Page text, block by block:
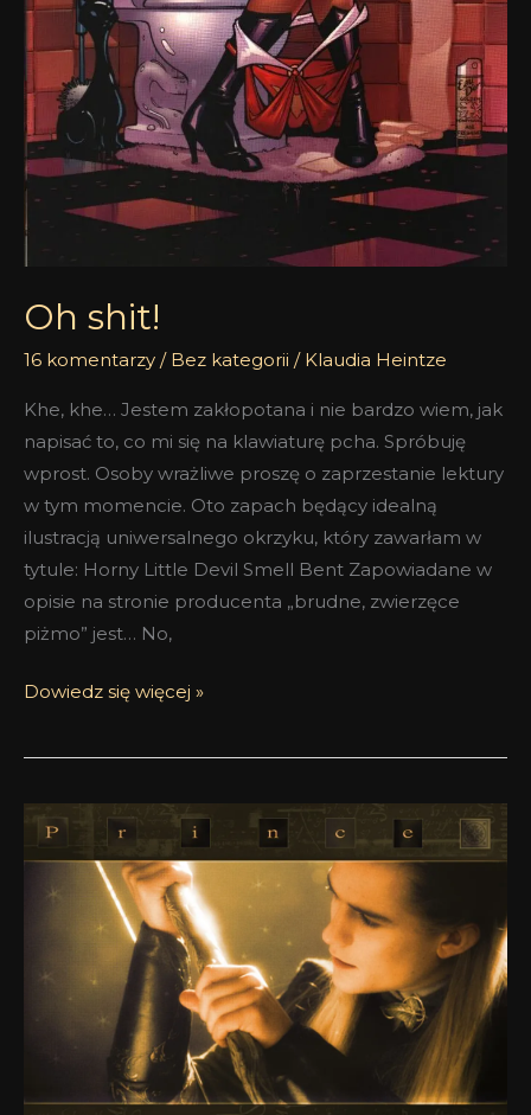
Oh shit!
16 komentarzy / Bez kategorii / Klaudia Heintze
Khe, khe… Jestem zakłopotana i nie bardzo wiem, jak
napisać to, co mi się na klawiaturę pcha. Spróbuję
wprost. Osoby wrażliwe proszę o zaprzestanie lektury
w tym momencie. Oto zapach będący idealną
ilustracją uniwersalnego okrzyku, który zawarłam w
tytule: Horny Little Devil Smell Bent Zapowiadane w
opisie na stronie producenta „brudne, zwierzęce
piżmo” jest… No,
Dowiedz się więcej »
Elfie
Prophecy